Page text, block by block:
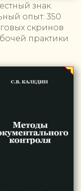
знак.
опыт: 350
скринов
практики